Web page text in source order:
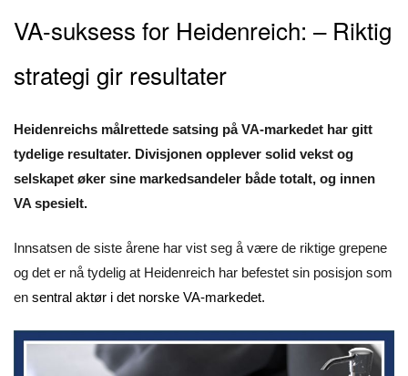
VA-suksess for Heidenreich: – Riktig
strategi gir resultater
Heidenreichs målrettede satsing på VA-markedet har gitt
tydelige resultater. Divisjonen opplever solid vekst og
selskapet øker sine markedsandeler både totalt, og innen
VA spesielt.
Innsatsen de siste årene har vist seg å være de riktige grepene
og det er nå tydelig at Heidenreich har befestet sin posisjon som
en sentral aktør i det norske VA-markedet.